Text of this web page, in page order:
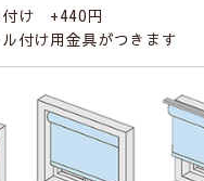
付け +440円
付け用金具がつきます